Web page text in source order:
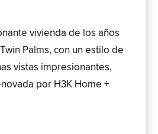
vivienda de los años
Palms, con un estilo de
vistas impresionantes,
por H3K Home +